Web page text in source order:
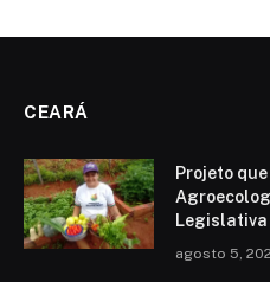
CEARÁ
Projeto
Legislativa
agosto 5,